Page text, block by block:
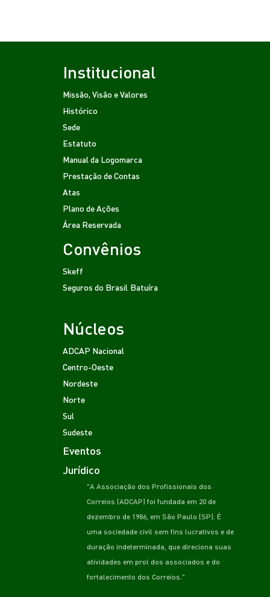
Institucional
Missão, Visão e Valores
Histórico
Sede
Estatuto
Manual da Logomarca
Prestação de Contas
Atas
Plano de Ações
Área Reservada
Convênios
Skeff
Seguros do Brasil Batuíra
Núcleos
ADCAP Nacional
Centro-Oeste
Nordeste
Norte
Sul
Sudeste
Eventos
Jurídico
"A Associação dos Profissionais dos
Correios (ADCAP) foi fundada em 20 de
dezembro de 1986, em São Paulo (SP). É
uma sociedade civil sem fins lucrativos e de
duração indeterminada, que direciona suas
atividades em prol dos associados e do
fortalecimento dos Correios."